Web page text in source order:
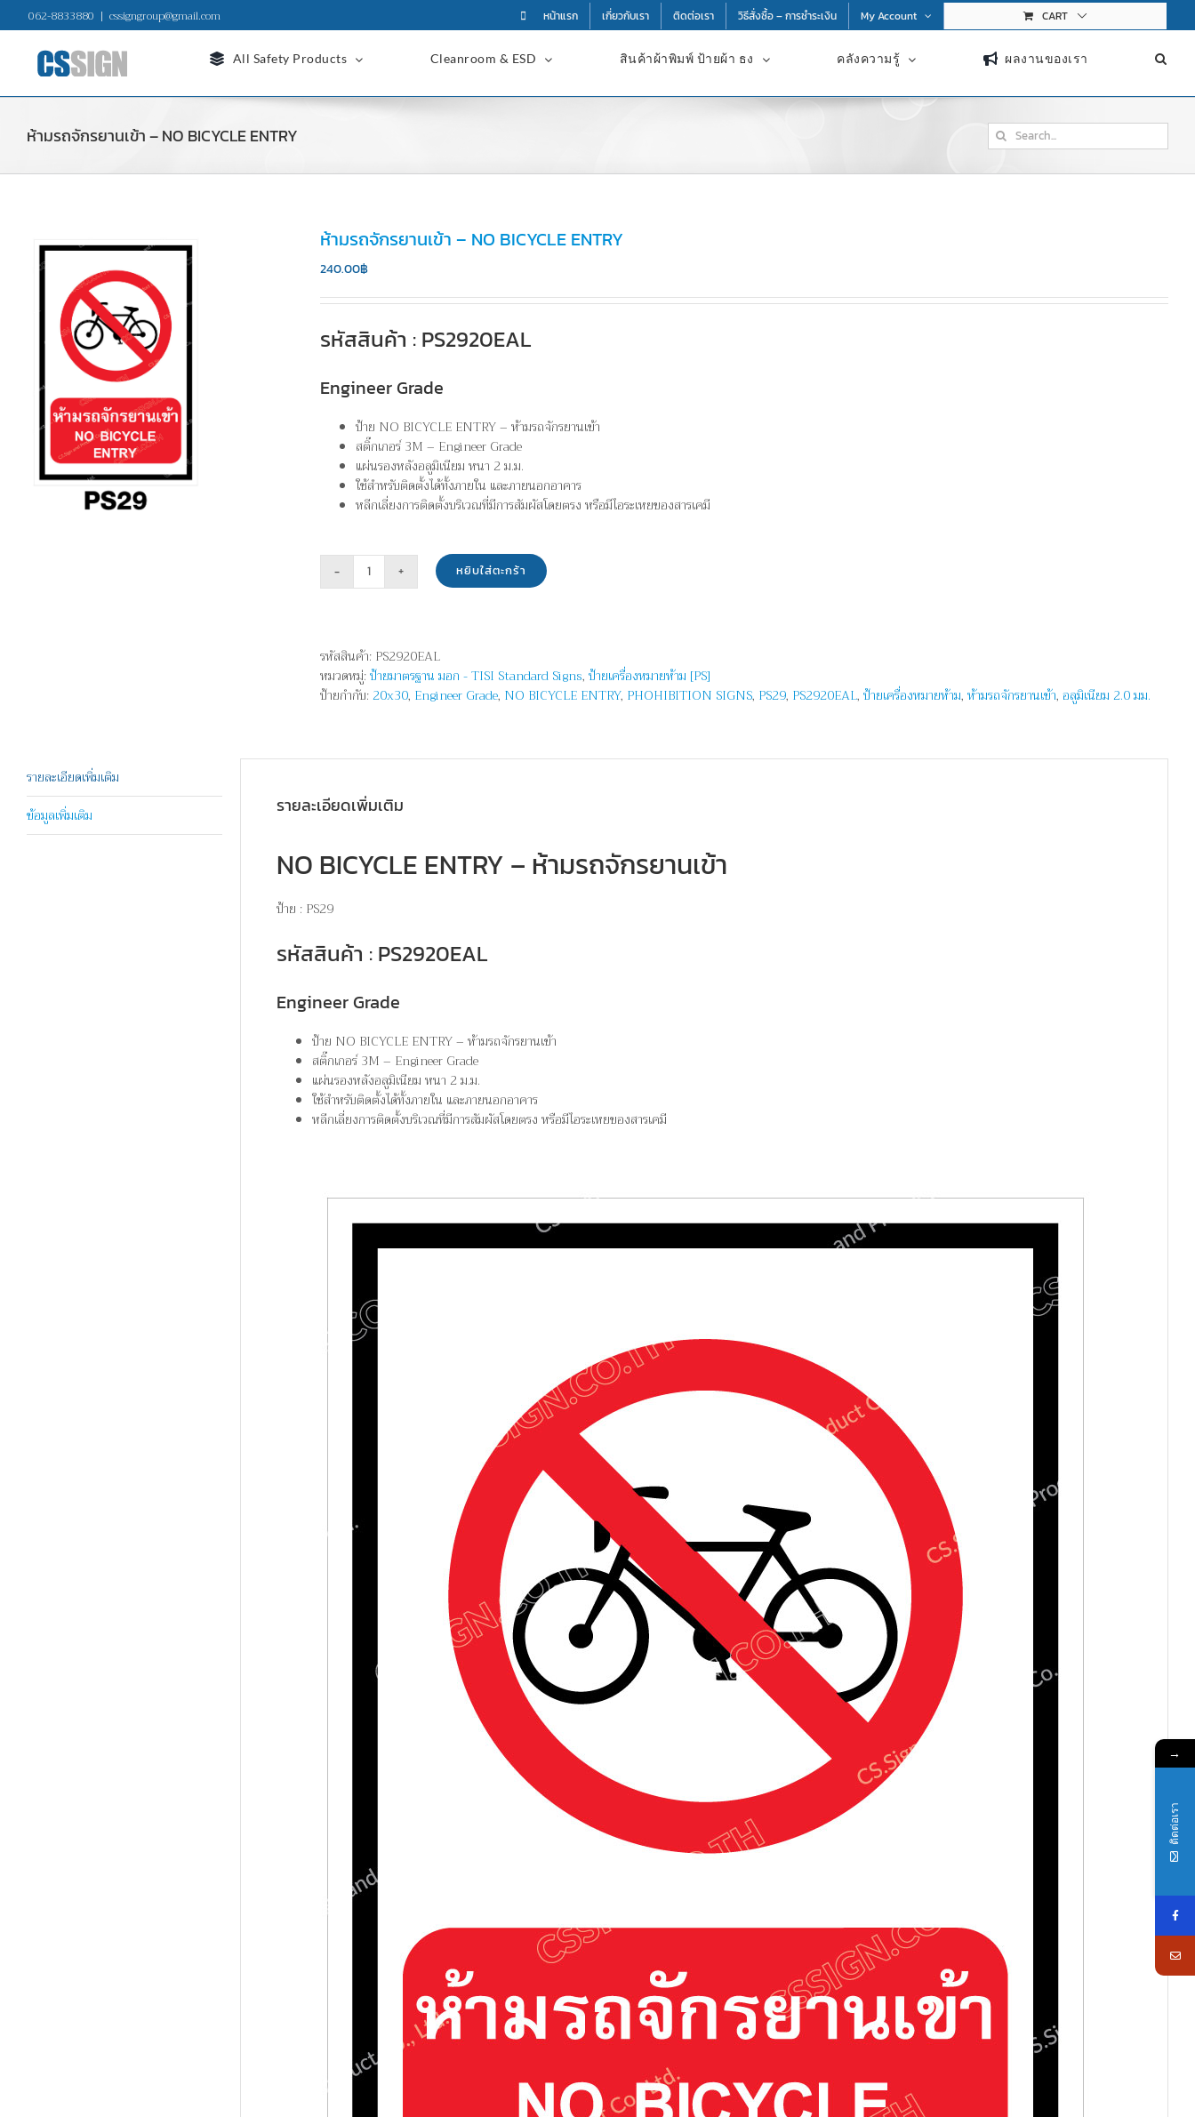
to
content
062-8833880 | cssigngroup@gmail.com หน้าแรก เกี่ยวกับเรา ติดต่อเรา วิธีสั่งซื้อ – การชำระเงิน My Account CART
All Safety Products Cleanroom & ESD สินค้าผ้าพิมพ์ ป้ายผ้า ธง คลังความรู้ ผลงานของเรา
ห้ามรถจักรยานเข้า – NO BICYCLE ENTRY
Search
for:
ห้ามรถจักรยานเข้า – NO BICYCLE ENTRY
240.00฿
รหัสสินค้า : PS2920EAL
Engineer Grade
ป้าย NO BICYCLE ENTRY – ห้ามรถจักรยานเข้า
สติ๊กเกอร์ 3M – Engineer Grade
แผ่นรองหลังอลูมิเนียม หนา 2 ม.ม.
ใช้สำหรับติดตั้งได้ทั้งภายใน และภายนอกอาคาร
หลีกเลี่ยงการติดตั้งบริเวณที่มีการสัมผัสโดยตรง หรือมีไอระเหยของสารเคมี
จำนวน
เข้า
-
NO
ชิ้น
หยิบใส่ตะกร้า
รหัสสินค้า: PS2920EAL
หมวดหมู่:ป้ายมาตรฐาน มอก - TISI Standard Signs, ป้ายเครื่องหมายห้าม [PS]
ป้ายกำกับ:20x30, Engineer Grade, NO BICYCLE ENTRY, PHOHIBITION SIGNS, PS29, PS2920EAL, ป้ายเครื่องหมายห้าม, ห้ามรถจักรยานเข้า, อลูมิเนียม 2.0 มม.
รายละเอียดเพิ่มเติม
ข้อมูลเพิ่มเติม
รายละเอียดเพิ่มเติม
NO BICYCLE ENTRY – ห้ามรถจักรยานเข้า
ป้าย : PS29
รหัสสินค้า : PS2920EAL
Engineer Grade
ป้าย NO BICYCLE ENTRY – ห้ามรถจักรยานเข้า
สติ๊กเกอร์ 3M – Engineer Grade
แผ่นรองหลังอลูมิเนียม หนา 2 ม.ม.
ใช้สำหรับติดตั้งได้ทั้งภายใน และภายนอกอาคาร
หลีกเลี่ยงการติดตั้งบริเวณที่มีการสัมผัสโดยตรง หรือมีไอระเหยของสารเคมี
→
ติดต่อเรา